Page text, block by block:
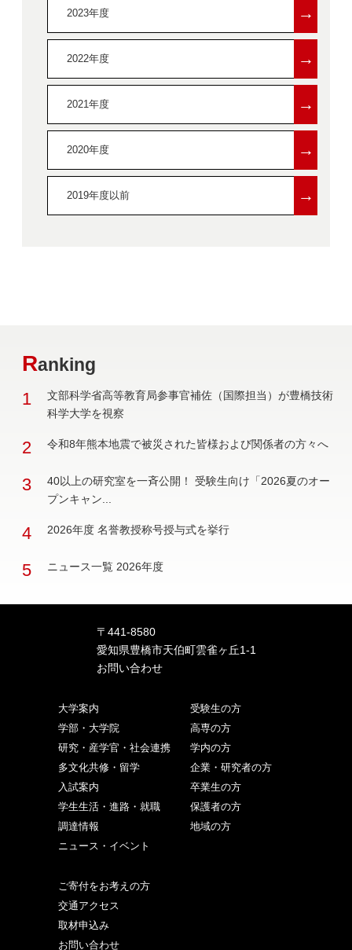
2023年度 →
2022年度 →
2021年度 →
2020年度 →
2019年度以前 →
Ranking
1
文部科学省高等教育局参事官補佐（国際担当）が豊橋技術
科学大学を視察
2 令和8年熊本地震で被災された皆様および関係者の方々へ
3
40以上の研究室を一斉公開！ 受験生向け「2026夏のオー
プンキャン...
4 2026年度 名誉教授称号授与式を挙行
5 ニュース一覧 2026年度
〒441-8580
愛知県豊橋市天伯町雲雀ヶ丘1-1
お問い合わせ
大学案内
学部・大学院
研究・産学官・社会連携
多文化共修・留学
入試案内
学生生活・進路・就職
調達情報
ニュース・イベント
受験生の方
高専の方
学内の方
企業・研究者の方
卒業生の方
保護者の方
地域の方
ご寄付をお考えの方
交通アクセス
取材申込み
お問い合わせ